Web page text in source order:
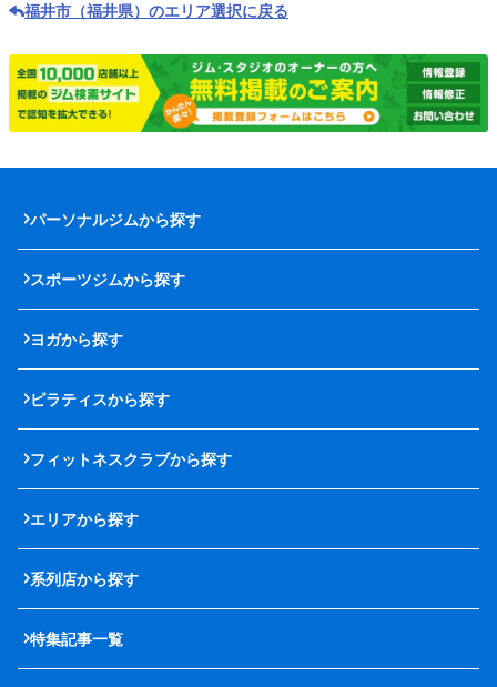
福井市（福井県）のエリア選択に戻る
パーソナルジムから探す
スポーツジムから探す
ヨガから探す
ピラティスから探す
フィットネスクラブから探す
エリアから探す
系列店から探す
特集記事一覧